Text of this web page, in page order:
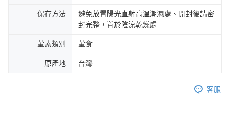
保存方法
避免放置陽光直射高溫潮濕處、開封後請密
封完整，置於陰涼乾燥處
葷素類別 葷食
原產地 台灣
客服